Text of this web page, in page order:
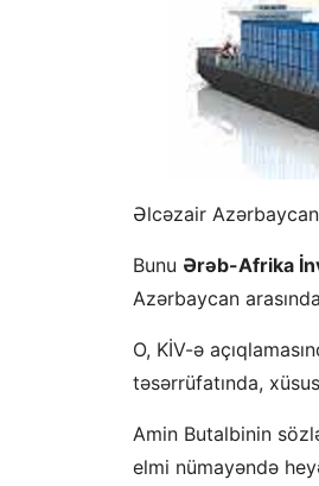
Əlcəzair
Bunu Ərəb-Afrika
Azərbaycan
O, KİV-ə
təsərrüfatında,
Amin Butalbinin
elmi nümayəndə